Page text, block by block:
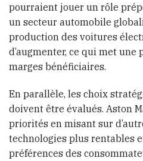
pourraient jouer un rôle
un secteur automobile
production des voitures
d’augmenter, ce qui met
marges bénéficiaires.
En parallèle, les choix
doivent être évalués. Aston
priorités en misant sur
technologies plus rentables
préférences des